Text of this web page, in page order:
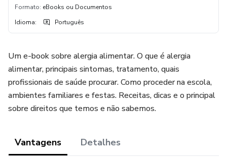
Formato: eBooks ou Documentos
Idioma: Português
Um e-book sobre alergia alimentar. O que é alergia
alimentar, principais sintomas, tratamento, quais
profissionais de saúde procurar. Como proceder na escola,
ambientes familiares e festas. Receitas, dicas e o principal
sobre direitos que temos e não sabemos.
Vantagens Detalhes